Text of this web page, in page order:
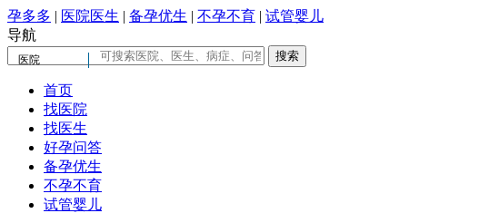
孕多多 | 医院医生 | 备孕优生 | 不孕不育 | 试管婴儿
导航
医院
首页
找医院
找医生
好孕问答
备孕优生
不孕不育
试管婴儿